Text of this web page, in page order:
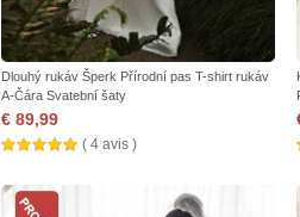
Dlouhý rukáv Šperk Přírodní pas T-shirt rukáv
A-Čára Svatební šaty
€ 89,99
( 4 avis )